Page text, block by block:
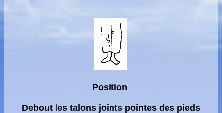
Position
Debout les talons joints pointes des pieds